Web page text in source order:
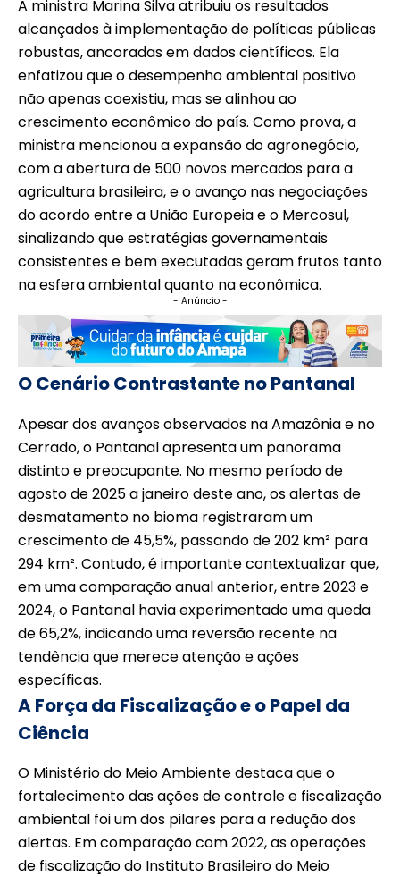
A ministra Marina Silva atribuiu os resultados
alcançados à implementação de políticas públicas
robustas, ancoradas em dados científicos. Ela
enfatizou que o desempenho ambiental positivo
não apenas coexistiu, mas se alinhou ao
crescimento econômico do país. Como prova, a
ministra mencionou a expansão do agronegócio,
com a abertura de 500 novos mercados para a
agricultura brasileira, e o avanço nas negociações
do acordo entre a União Europeia e o Mercosul,
sinalizando que estratégias governamentais
consistentes e bem executadas geram frutos tanto
na esfera ambiental quanto na econômica.
- Anúncio -
O Cenário Contrastante no Pantanal
Apesar dos avanços observados na Amazônia e no
Cerrado, o Pantanal apresenta um panorama
distinto e preocupante. No mesmo período de
agosto de 2025 a janeiro deste ano, os alertas de
desmatamento no bioma registraram um
crescimento de 45,5%, passando de 202 km² para
294 km². Contudo, é importante contextualizar que,
em uma comparação anual anterior, entre 2023 e
2024, o Pantanal havia experimentado uma queda
de 65,2%, indicando uma reversão recente na
tendência que merece atenção e ações
específicas.
A Força da Fiscalização e o Papel da
Ciência
O Ministério do Meio Ambiente destaca que o
fortalecimento das ações de controle e fiscalização
ambiental foi um dos pilares para a redução dos
alertas. Em comparação com 2022, as operações
de fiscalização do Instituto Brasileiro do Meio